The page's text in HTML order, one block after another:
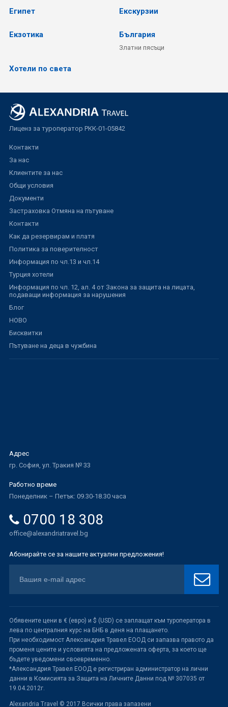
Египет Екскурзии
Екзотика България
Златни пясъци
Хотели по света
Лиценз за туроператор РКК-01-05842
Контакти
За нас
Клиентите за нас
Общи условия
Документи
Застраховка Отмяна на пътуване
Контакти
Как да резервирам и платя
Политика за поверителност
Информация по чл.13 и чл.14
Турция хотели
Информация по чл. 12, ал. 4 от Закона за защита на лицата,
подаващи информация за нарушения
Блог
НОВО
Бисквитки
Пътуване на деца в чужбина
Адрес
гр. София, ул. Тракия № 33
Работно време
Понеделник – Петък: 09.30-18.30 часа
0700 18 308
office@alexandriatravel.bg
Абонирайте се за нашите актуални предложения!
Обявените цени в € (евро) и $ (USD) се заплащат към туроператора в
лева по централния курс на БНБ в деня на плащането.
При необходимост Александрия Травел ЕООД си запазва правото да
променя цените и условията на предложената оферта, за което ще
бъдете уведомени своевременно.
*Александрия Травел ЕООД е регистриран администратор на лични
данни в Комисията за Защита на Личните Данни под № 307035 от
19.04.2012г.
Alexandria Travel © 2017 Всички права запазени